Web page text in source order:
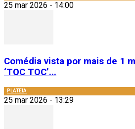
25 mar 2026 - 14:00
Comédia vista por mais de 1
‘TOC TOC’...
PLATEIA
25 mar 2026 - 13:29